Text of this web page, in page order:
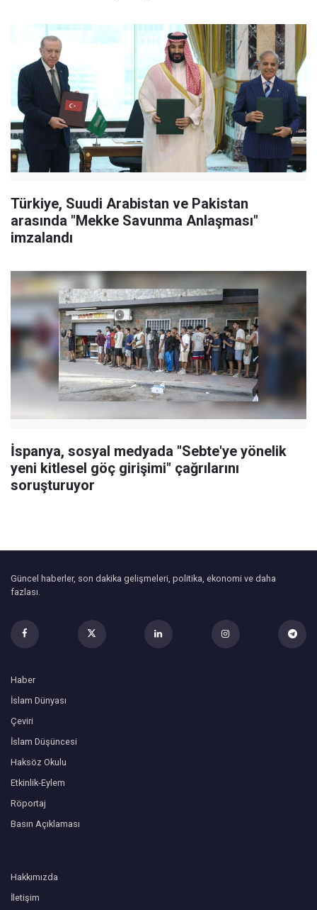
Türkiye, Suudi Arabistan ve Pakistan
arasında "Mekke Savunma Anlaşması"
imzalandı
İspanya, sosyal medyada "Sebte'ye yönelik
yeni kitlesel göç girişimi" çağrılarını
soruşturuyor
Güncel haberler, son dakika gelişmeleri, politika, ekonomi ve daha
fazlası.
Haber
İslam Dünyası
Çeviri
İslam Düşüncesi
Haksöz Okulu
Etkinlik-Eylem
Röportaj
Basın Açıklaması
Hakkımızda
İletişim